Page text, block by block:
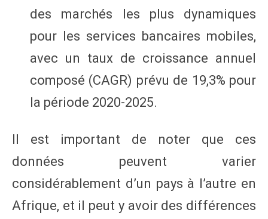
des marchés les plus dynamiques
pour les services bancaires mobiles,
avec un taux de croissance annuel
composé (CAGR) prévu de 19,3% pour
la période 2020-2025.
Il est important de noter que ces
données peuvent varier
considérablement d’un pays à l’autre en
Afrique, et il peut y avoir des différences